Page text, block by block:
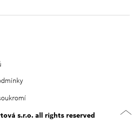
s.r.o. all rights reserved